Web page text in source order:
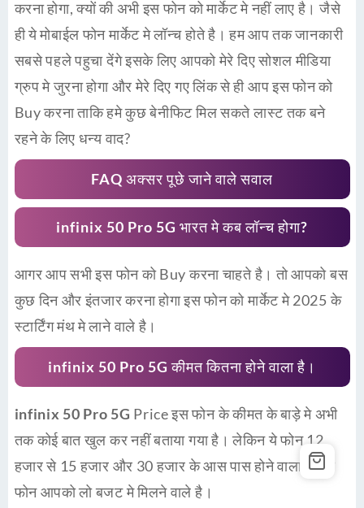
करना होगा, क्यों की अभी इस फोन को मार्केट मे नहीं लाए है। जैसे
ही ये मोबाईल फोन मार्केट मे लॉन्च होते है। हम आप तक जानकारी
सबसे पहले पहुचा देंगे इसके लिए आपको मेरे दिए सोशल मीडिया
ग्रुप मे जुरना होगा और मेरे दिए गए लिंक से ही आप इस फोन को
Buy करना ताकि हमे कुछ बेनीफिट मिल सकते लास्ट तक बने
रहने के लिए धन्य वाद?
FAQ अक्सर पूछे जाने वाले सवाल
infinix 50 Pro 5G भारत मे कब लॉन्च होगा?
आगर आप सभी इस फोन को Buy करना चाहते है। तो आपको बस
कुछ दिन और इंतजार करना होगा इस फोन को मार्केट मे 2025 के
स्टार्टिंग मंथ मे लाने वाले है।
infinix 50 Pro 5G कीमत कितना होने वाला है।
infinix 50 Pro 5G Price इस फोन के कीमत के बाड़े मे अभी
तक कोई बात खुल कर नहीं बताया गया है। लेकिन ये फोन 12
हजार से 15 हजार और 30 हजार के आस पास होने वाला है। ये
फोन आपको लो बजट मे मिलने वाले है।